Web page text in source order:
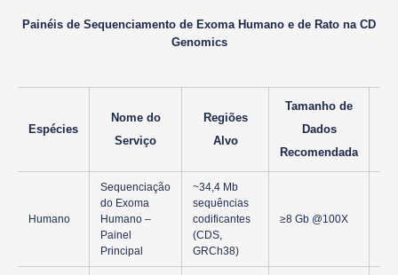
Painéis de Sequenciamento de Exoma Humano e de Rato na CD
Genomics
Espécies
Nome do
Serviço
Regiões
Alvo
Tamanho de
Dados
Recomendada
Humano
Sequenciação
do Exoma
Humano –
Painel
Principal
~34,4 Mb
sequências
codificantes
(CDS,
GRCh38)
≥8 Gb @100X